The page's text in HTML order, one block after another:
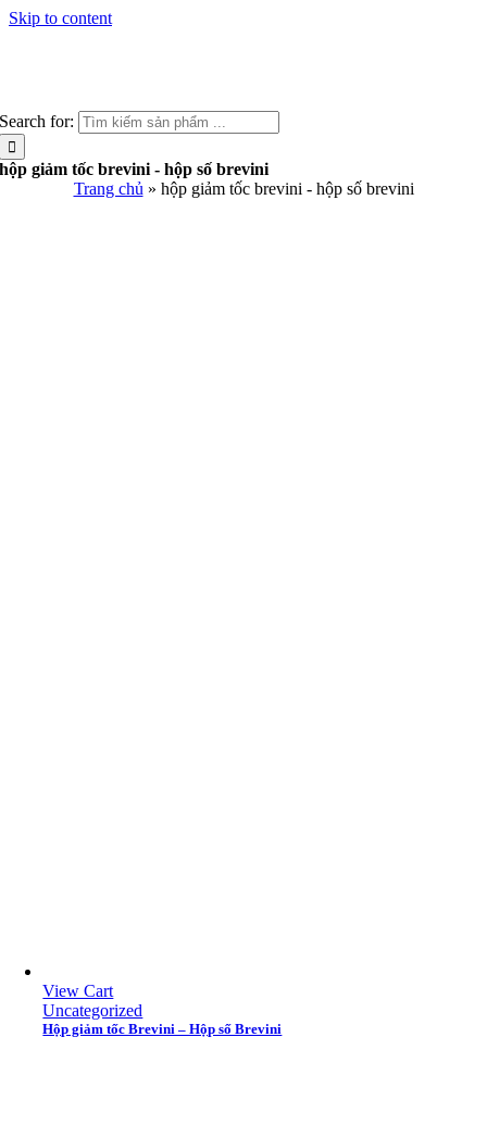
Skip to content
Search for:
hộp giảm tốc brevini - hộp số brevini
Trang chủ » hộp giảm tốc brevini - hộp số brevini
View Cart
Uncategorized
Hộp giảm tốc Brevini – Hộp số Brevini